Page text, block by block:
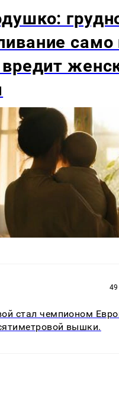
само
вредит
стал чемпионом
вышки.